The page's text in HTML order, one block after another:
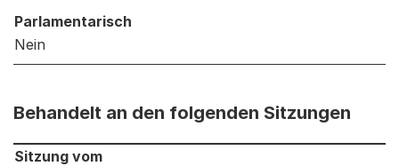
Parlamentarisch
Nein
Behandelt an den folgenden Sitzungen
Behandelt an den folgenden Sitzungen: Informationen
Sitzung vom